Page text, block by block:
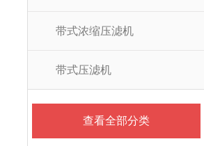
带式浓缩压滤机
带式压滤机
查看全部分类